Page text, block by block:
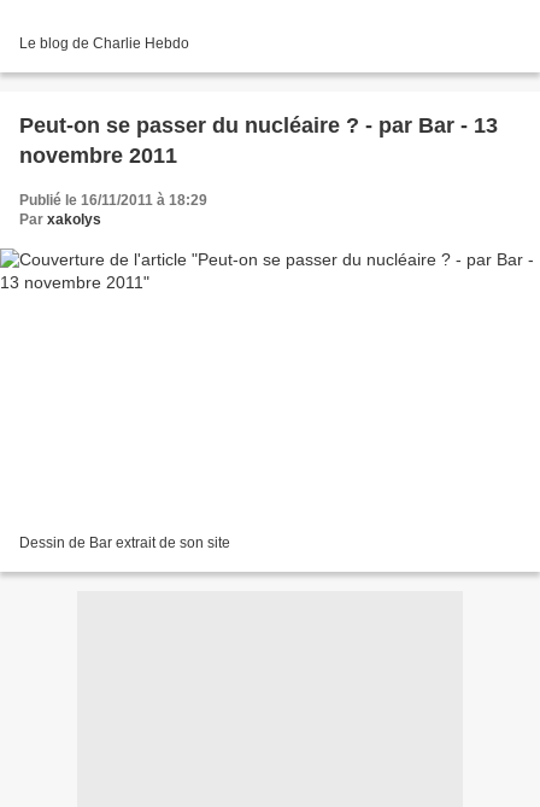
Le blog de Charlie Hebdo
Peut-on se passer du nucléaire ? - par Bar - 13
novembre 2011
Publié le 16/11/2011 à 18:29
Par xakolys
Dessin de Bar extrait de son site